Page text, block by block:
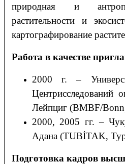
природная и
растительности и
картографирование
Работа в качестве
2000 г. –
Центрисследований
Лейпциг (BMBF/
2000, 2005 гг. –
Адана (TUBİTAK,
Подготовка кадров